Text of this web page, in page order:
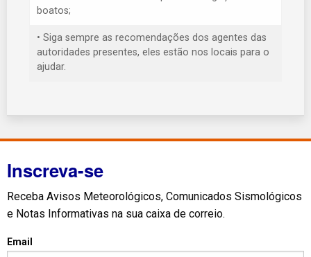
boatos;
• Siga sempre as recomendações dos agentes das
autoridades presentes, eles estão nos locais para o
ajudar.
Inscreva-se
Receba Avisos Meteorológicos, Comunicados Sismológicos
e Notas Informativas na sua caixa de correio.
Email